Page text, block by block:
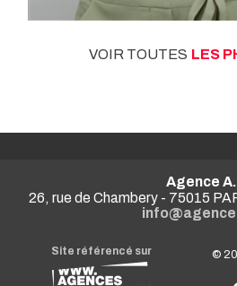
VOIR TOUTES LES
Agence A.
26, rue de Chambery - 75015
Site référencé sur ©